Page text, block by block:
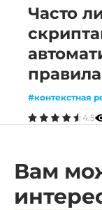
Часто
#контекстная
4.5
Вам